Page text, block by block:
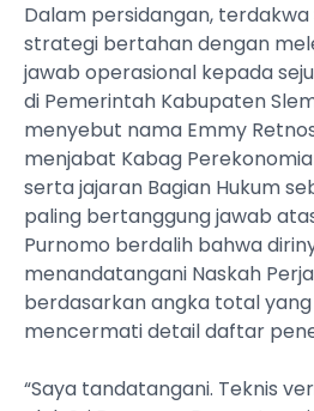
Dalam persidangan,
strategi bertahan dengan
jawab operasional kepada
di Pemerintah Kabupaten
menyebut nama Emmy
menjabat Kabag
serta jajaran Bagian Hukum
paling bertanggung jawab
Purnomo berdalih bahwa
menandatangani Naskah
berdasarkan angka total
mencermati detail daftar
“Saya tandatangani. Teknis